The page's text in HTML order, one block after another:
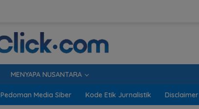
MENYAPA NUSANTARA
Pedoman Media Siber Kode Etik Jurnalistik Disclaimer